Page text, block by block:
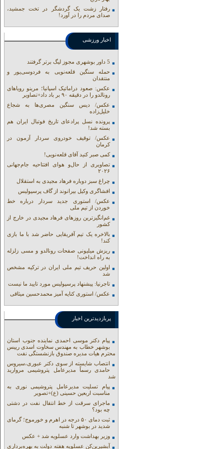
رفتار زشت یک گردشگر در تخت جمشید،
صدای مردم را در آورد!
اخبار ورزشی
5 داور بوشهری مجوز لیگ برتر گرفتند
حمله سنگین قلعه‌نویی به فردوسی‌پور و
منتقدان
عکس: صعود دراماتیک اسپانیا؛ مرینو رویاهای
رونالدو را در دقیقه ۹۰ بر باد داد+تصاویر
عکس/ دیس سنگین مصری‌ها به شجاع
خلیل‌زاده
پرونده نسل پرادعای تاریخ فوتبال ایران هم
بسته شد!
عکس/ توقیف خودروی سردار آزمون در
کرمان
کمی صبر کنید آقای قلعه‌نویی!
تصاویری از حال‌و هوای افتتاحیه جام‌جهانی
۲۰۲۶
چراغ سبز دوباره فرهاد مجیدی به استقلال
افشاگری وکیل بیرانوند از گاف‌ پرسپولیس
عکس/ استوری جدید سردار درباره خط
خوردن از تیم ملی
غم‌انگیزترین روزهای فرهاد مجیدی در خارج از
کشور
بالاخره یک تیم آفریقایی حاضر شد با ما بازی
کند!
ریزش میلیونی صفحات رونالدو و مسی زلزله
به راه انداخت!
اولین حریف تیم ملی ایران در ترکیه مشخص
شد
تاجرنیا: پیشنهاد پرسپولیس مورد تایید ما نیست
عکس/ استوری کنایه آمیز محمدحسین میثاقی
پربازدیدترین اخبار
پیام دکتر موسی احمدی نماینده جنوب استان
بوشهر خطاب به مهندس سخاوت اسدی رییس
محترم هیات مدیره صندوق بازنشستگی نفت
انتصاب شایسته از سوی دکتر عبوری،سیروس
حامدی رسماً مدیرعامل پتروشیمی مروارید
شد
پیام تسلیت مدیرعامل پتروشیمی نوری به
مناسبت اربعین حسینی (ع)+تصویر
ماجرای سرقت از خط انتقال نفت در دشتی
چه بود؟
ثبت دمای ۵۰ درجه در اهرم و خورموج؛ گرمای
شدید در بوشهر تا شنبه
وزیر بهداشت وارد عسلویه شد + عکس
آبشیرین‌کن عسلویه هفته دولت به بهره‌برداری